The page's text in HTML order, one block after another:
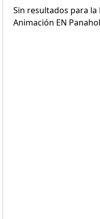
Sin resultados para la
Animación EN